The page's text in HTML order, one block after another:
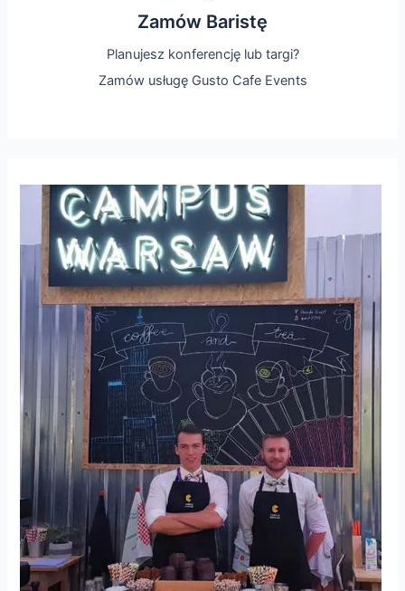
Zamów Baristę
Planujesz konferencję lub targi?
Zamów usługę Gusto Cafe Events